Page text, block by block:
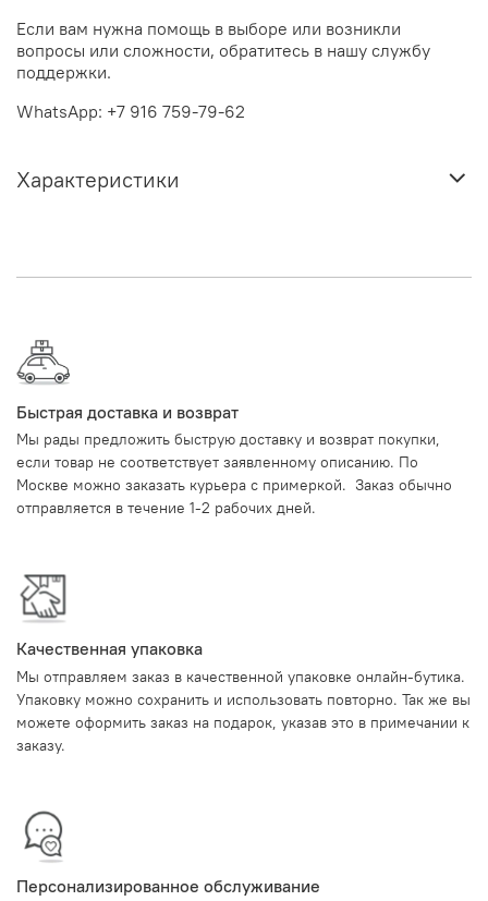
Если вам нужна помощь в выборе или возникли
вопросы или сложности, обратитесь в нашу службу
поддержки.
WhatsApp: +7 916 759-79-62
Характеристики
Быстрая доставка и возврат
Мы рады предложить быструю доставку и возврат покупки,
если товар не соответствует заявленному описанию. По
Москве можно заказать курьера с примеркой. Заказ обычно
отправляется в течение 1-2 рабочих дней.
Качественная упаковка
Мы отправляем заказ в качественной упаковке онлайн-бутика.
Упаковку можно сохранить и использовать повторно. Так же вы
можете оформить заказ на подарок, указав это в примечании к
заказу.
Персонализированное обслуживание